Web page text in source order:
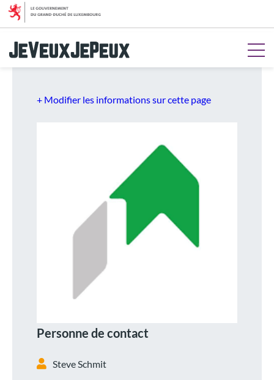
Aller au menu
Aller à la recherche
+ Modifier les informations sur cette page
Personne de contact
Steve Schmit